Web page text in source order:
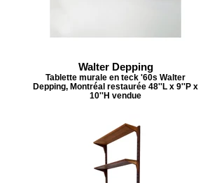
Walter Depping
Tablette murale en teck '60s Walter
Depping, Montréal restaurée 48''L x 9''P x
10''H vendue